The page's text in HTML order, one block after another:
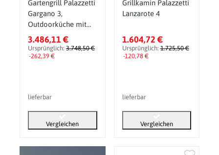
Gartengrill Palazzetti
Gargano 3,
Outdoorküche mit
Backofen
3.486,11 €
Ursprünglich: 3.748,50 €
-262,39 €
lieferbar
Vergleichen
Grillkamin Palazzetti
Lanzarote 4
1.604,72 €
Ursprünglich:1.725,50 €
-120,78 €
lieferbar
Vergleichen